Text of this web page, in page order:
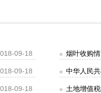
09-18 烟叶收购
09-18 中华人民
09-18 土地增值